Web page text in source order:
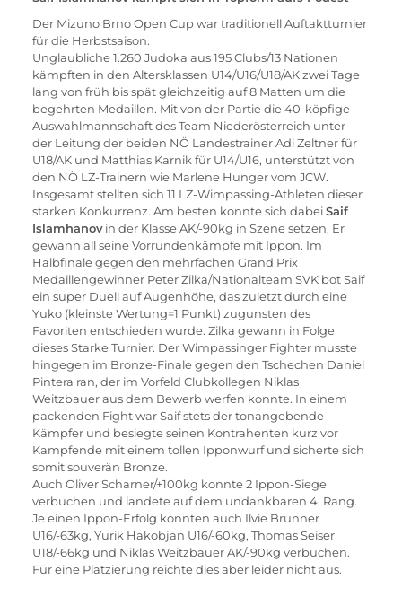
Der Mizuno Brno Open Cup war traditionell Auftaktturnier
für die Herbstsaison.
Unglaubliche 1.260 Judoka aus 195 Clubs/13 Nationen
kämpften in den Altersklassen U14/U16/U18/AK zwei Tage
lang von früh bis spät gleichzeitig auf 8 Matten um die
begehrten Medaillen. Mit von der Partie die 40-köpfige
Auswahlmannschaft des Team Niederösterreich unter
der Leitung der beiden NÖ Landestrainer Adi Zeltner für
U18/AK und Matthias Karnik für U14/U16, unterstützt von
den NÖ LZ-Trainern wie Marlene Hunger vom JCW.
Insgesamt stellten sich 11 LZ-Wimpassing-Athleten dieser
starken Konkurrenz. Am besten konnte sich dabei Saif
Islamhanov in der Klasse AK/-90kg in Szene setzen. Er
gewann all seine Vorrundenkämpfe mit Ippon. Im
Halbfinale gegen den mehrfachen Grand Prix
Medaillengewinner Peter Zilka/Nationalteam SVK bot Saif
ein super Duell auf Augenhöhe, das zuletzt durch eine
Yuko (kleinste Wertung=1 Punkt) zugunsten des
Favoriten entschieden wurde. Zilka gewann in Folge
dieses Starke Turnier. Der Wimpassinger Fighter musste
hingegen im Bronze-Finale gegen den Tschechen Daniel
Pintera ran, der im Vorfeld Clubkollegen Niklas
Weitzbauer aus dem Bewerb werfen konnte. In einem
packenden Fight war Saif stets der tonangebende
Kämpfer und besiegte seinen Kontrahenten kurz vor
Kampfende mit einem tollen Ipponwurf und sicherte sich
somit souverän Bronze.
Auch Oliver Scharner/+100kg konnte 2 Ippon-Siege
verbuchen und landete auf dem undankbaren 4. Rang.
Je einen Ippon-Erfolg konnten auch Ilvie Brunner
U16/-63kg, Yurik Hakobjan U16/-60kg, Thomas Seiser
U18/-66kg und Niklas Weitzbauer AK/-90kg verbuchen.
Für eine Platzierung reichte dies aber leider nicht aus.